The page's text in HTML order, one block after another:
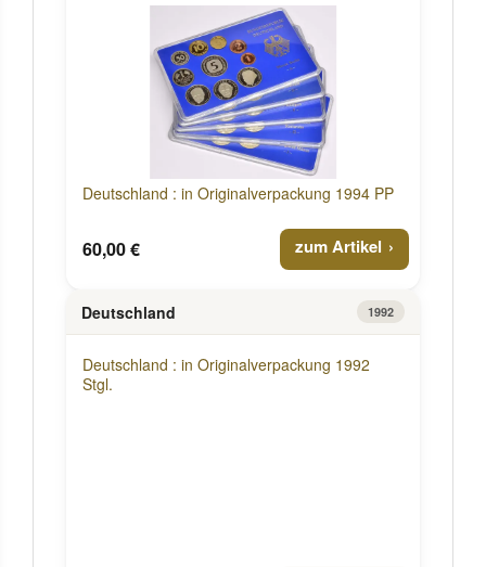
Deutschland : in Originalverpackung 1994 PP
60,00 € zum Artikel
Deutschland 1992
Deutschland : in Originalverpackung 1992
Stgl.